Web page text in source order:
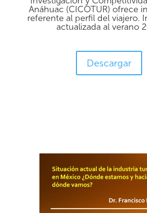
Anáhuac (CICOTUR) ofrece
referente al perfil del viajero.
actualizada al verano
Descargar